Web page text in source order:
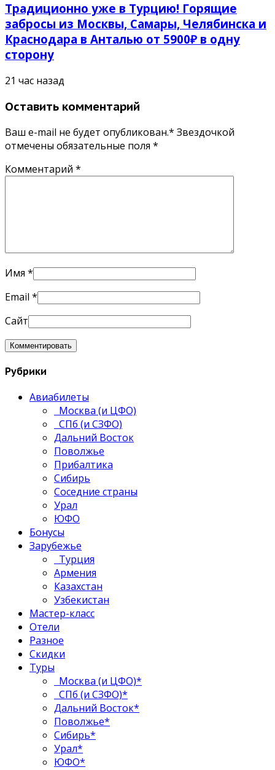
Традиционно уже в Турцию! Горящие
забросы из Москвы, Самары, Челябинска и
Краснодара в Анталью от 5900₽ в одну
сторону
21 час назад
Оставить комментарий
Ваш e-mail не будет опубликован.* Звездочкой
отмечены обязательные поля *
Комментарий *
Имя *
Email *
Сайт
Рубрики
Авиабилеты
Москва (и ЦФО)
СПб (и СЗФО)
Дальний Восток
Поволжье
Прибалтика
Сибирь
Соседние страны
Урал
ЮФО
Бонусы
Зарубежье
Турция
Армения
Казахстан
Узбекистан
Мастер-класс
Отели
Разное
Скидки
Туры
Москва (и ЦФО)*
СПб (и СЗФО)*
Дальний Восток*
Поволжье*
Сибирь*
Урал*
ЮФО*